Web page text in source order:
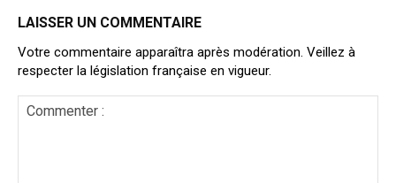
LAISSER UN COMMENTAIRE
Votre commentaire apparaîtra après modération. Veillez à
respecter la législation française en vigueur.